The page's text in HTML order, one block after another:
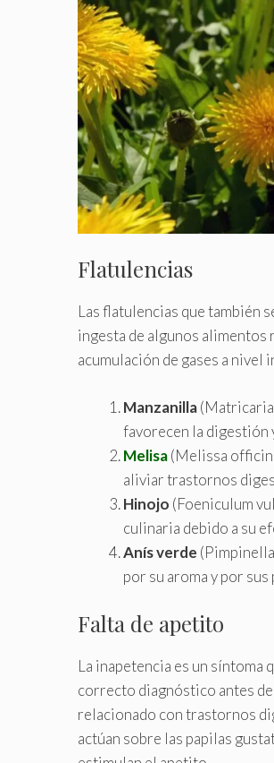
Flatulencias
Las flatulencias que también
ingesta de algunos
acumulación de gases a
Manzanilla(Matricaria
favorecen la digestión
Melisa(Melissa
aliviar trastornos
Hinojo (Foeniculum
culinaria debido a su
Anís verde
por su aroma y por
Falta de apetito
La inapetencia es un
correcto diagnóstico antes
relacionado con trastornos
actúan sobre las papilas